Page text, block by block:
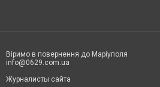
Віримо в повернення до Маріуполя
info@0629.com.ua
Журналисты сайта